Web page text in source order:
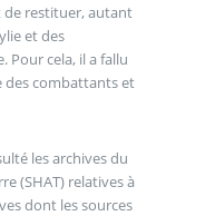
de restituer, autant
et des
Pour cela, il a fallu
les archives du
(SHAT) relatives à
dont les sources